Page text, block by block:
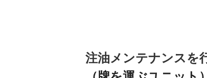
注油メンテナンスを